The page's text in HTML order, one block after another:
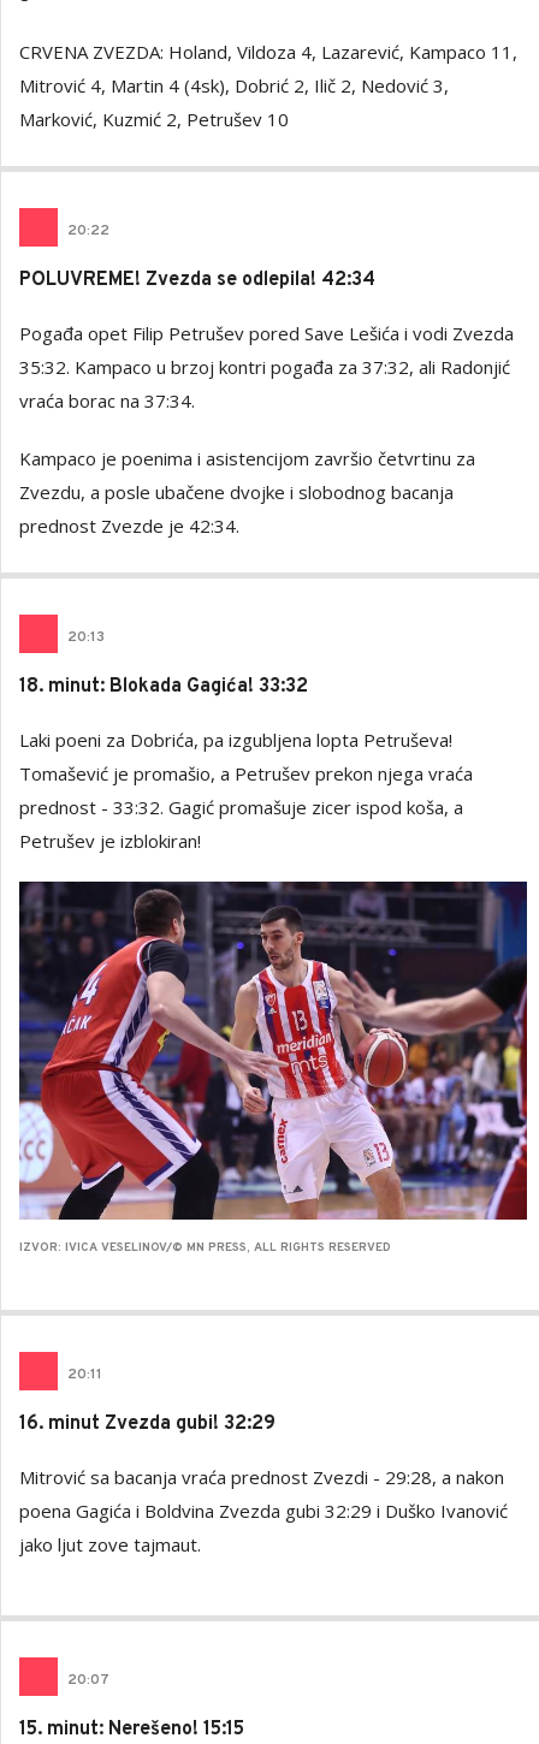
CRVENA ZVEZDA: Holand, Vildoza 4, Lazarević, Kampaco 11,
Mitrović 4, Martin 4 (4sk), Dobrić 2, Ilič 2, Nedović 3,
Marković, Kuzmić 2, Petrušev 10
20:22
POLUVREME! Zvezda se odlepila! 42:34
Pogađa opet Filip Petrušev pored Save Lešića i vodi Zvezda
35:32. Kampaco u brzoj kontri pogađa za 37:32, ali Radonjić
vraća borac na 37:34.
Kampaco je poenima i asistencijom završio četvrtinu za
Zvezdu, a posle ubačene dvojke i slobodnog bacanja
prednost Zvezde je 42:34.
20:13
18. minut: Blokada Gagića! 33:32
Laki poeni za Dobrića, pa izgubljena lopta Petruševa!
Tomašević je promašio, a Petrušev prekon njega vraća
prednost - 33:32. Gagić promašuje zicer ispod koša, a
Petrušev je izblokiran!
IZVOR: IVICA VESELINOV/© MN PRESS, ALL RIGHTS RESERVED
20:11
16. minut Zvezda gubi! 32:29
Mitrović sa bacanja vraća prednost Zvezdi - 29:28, a nakon
poena Gagića i Boldvina Zvezda gubi 32:29 i Duško Ivanović
jako ljut zove tajmaut.
20:07
15. minut: Nerešeno! 15:15